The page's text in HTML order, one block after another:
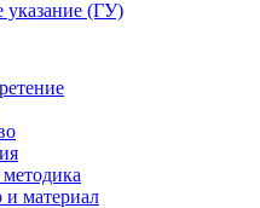
указание (ГУ)
и материал